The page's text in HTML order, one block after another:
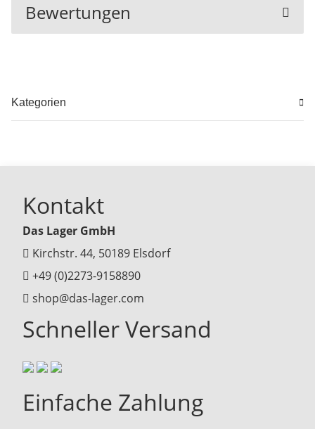
Bewertungen
Kategorien
Kontakt
Das Lager GmbH
Kirchstr. 44, 50189 Elsdorf
+49 (0)2273-9158890
shop@das-lager.com
Schneller Versand
Einfache Zahlung